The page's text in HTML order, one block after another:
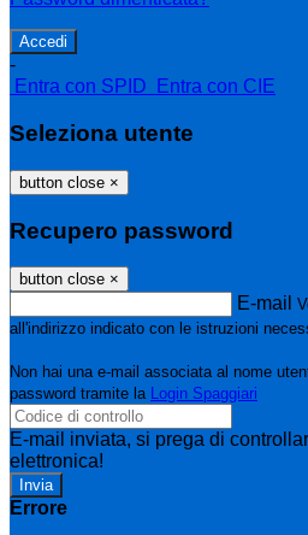
-
Entra con SPID
Entra con CIE
Seleziona utente
button close ×
Recupero password
button close ×
E-mail
all'indirizzo indicato con le istruzioni
Non hai una e-mail associata al nome
password tramite la Login Spaggiari
E-mail inviata, si prega di
elettronica!
Errore